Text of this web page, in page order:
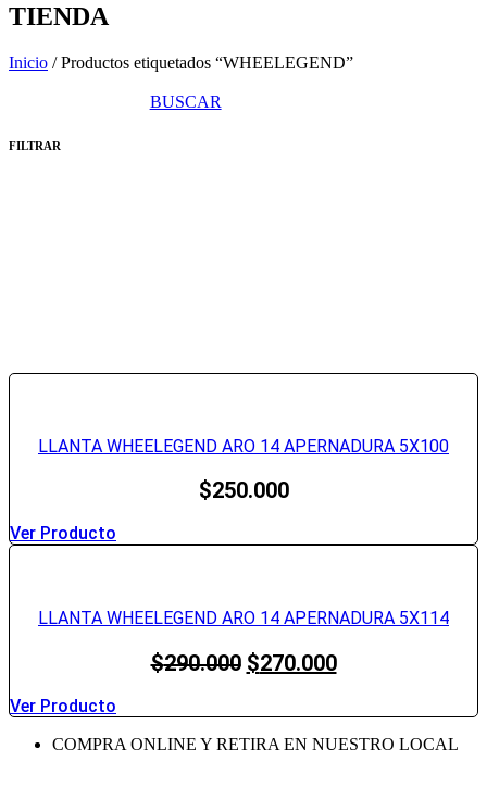
TIENDA
Inicio / Productos etiquetados “WHEELEGEND”
BUSCAR
FILTRAR
LLANTA WHEELEGEND ARO 14 APERNADURA 5X100
$250.000
Ver Producto
LLANTA WHEELEGEND ARO 14 APERNADURA 5X114
$290.000 El
$290.000.
$270.000El
$270.000.
Ver Producto
COMPRA ONLINE Y RETIRA EN NUESTRO LOCAL